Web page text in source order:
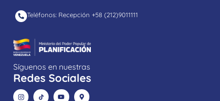
Teléfonos: Recepción +58 ​(212)9011111
Síguenos en nuestras
Redes Sociales